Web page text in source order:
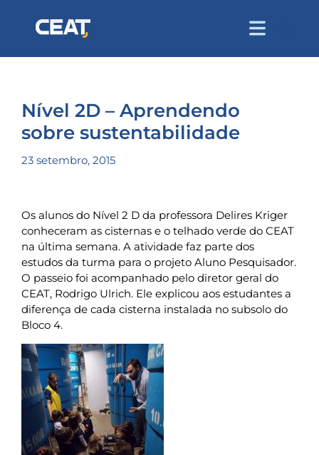
Nível 2D – Aprendendo
sobre sustentabilidade
23 setembro, 2015
Os alunos do Nível 2 D da professora Delires Kriger
conheceram as cisternas e o telhado verde do CEAT
na última semana. A atividade faz parte dos
estudos da turma para o projeto Aluno Pesquisador.
O passeio foi acompanhado pelo diretor geral do
CEAT, Rodrigo Ulrich. Ele explicou aos estudantes a
diferença de cada cisterna instalada no subsolo do
Bloco 4.